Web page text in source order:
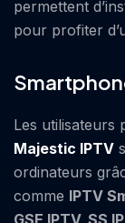
permettent
pour profiter
Les utilisateurs
Majestic IPTV
ordinateurs
comme IPTV
GSE IPTV, SS